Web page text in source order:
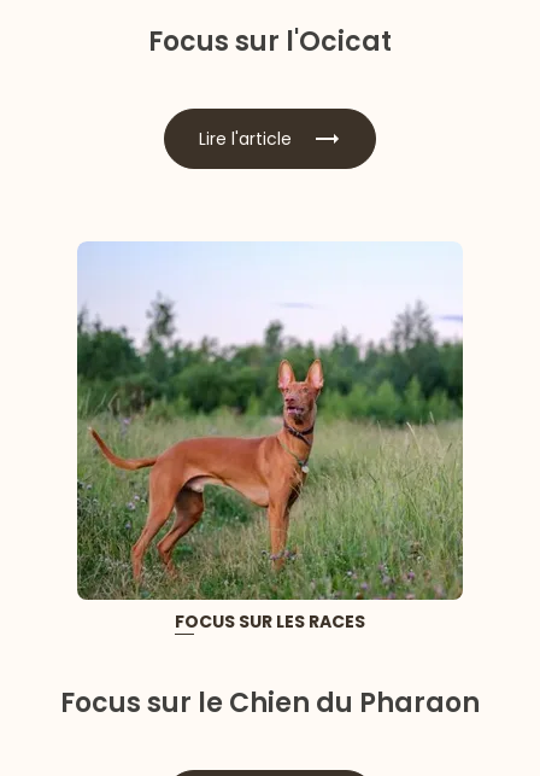
Focus sur l'Ocicat
Lire l'article
FOCUS SUR LES RACES
Focus sur le Chien du Pharaon